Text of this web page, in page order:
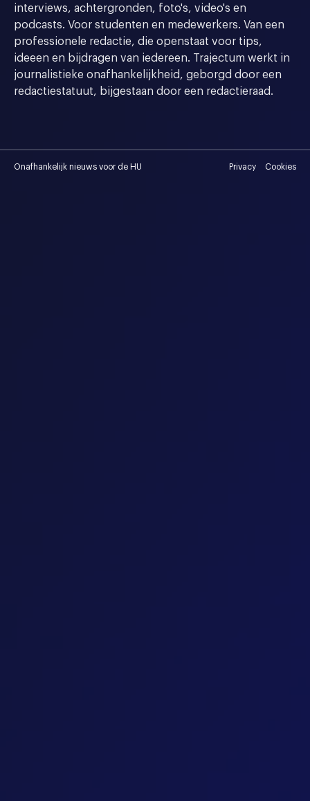
interviews, achtergronden, foto's, video's en
podcasts. Voor studenten en medewerkers. Van een
professionele redactie, die openstaat voor tips,
ideeen en bijdragen van iedereen. Trajectum werkt in
journalistieke onafhankelijkheid, geborgd door een
redactiestatuut, bijgestaan door een redactieraad.
Onafhankelijk nieuws voor de HU Privacy Cookies